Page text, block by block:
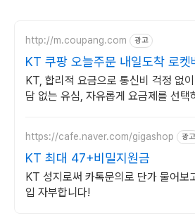
http://m.coupang.com 광고
KT 쿠팡 오늘주문 내일도착 로켓
KT, 합리적 요금으로 통신비 걱정 없
담 없는 유심, 자유롭게 요금제를 선택
https://cafe.naver.com/gigashop 광고
KT 최대 47+비밀지원금
KT 성지로써 카톡문의로 단가 물어보고 밀당없이 깔끔한 가
입 자부합니다!